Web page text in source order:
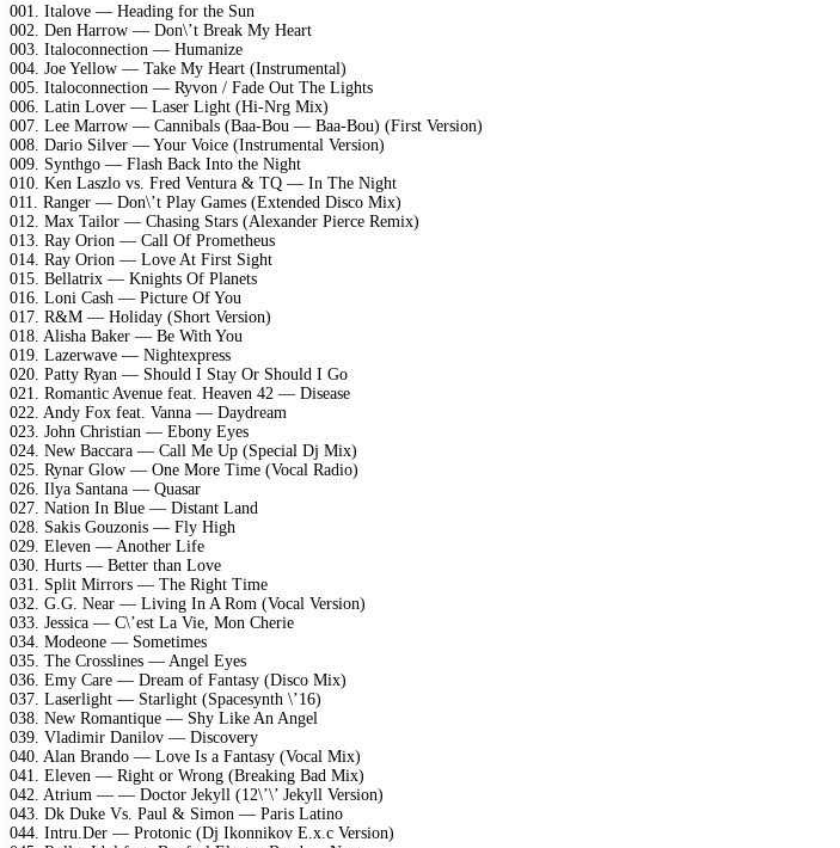
001. Italove — Heading for the Sun
002. Den Harrow — Don\’t Break My Heart
003. Italoconnection — Humanize
004. Joe Yellow — Take My Heart (Instrumental)
005. Italoconnection — Ryvon / Fade Out The Lights
006. Latin Lover — Laser Light (Hi-Nrg Mix)
007. Lee Marrow — Cannibals (Baa-Bou — Baa-Bou) (First Version)
008. Dario Silver — Your Voice (Instrumental Version)
009. Synthgo — Flash Back Into the Night
010. Ken Laszlo vs. Fred Ventura & TQ — In The Night
011. Ranger — Don\’t Play Games (Extended Disco Mix)
012. Max Tailor — Chasing Stars (Alexander Pierce Remix)
013. Ray Orion — Call Of Prometheus
014. Ray Orion — Love At First Sight
015. Bellatrix — Knights Of Planets
016. Loni Cash — Picture Of You
017. R&M — Holiday (Short Version)
018. Alisha Baker — Be With You
019. Lazerwave — Nightexpress
020. Patty Ryan — Should I Stay Or Should I Go
021. Romantic Avenue feat. Heaven 42 — Disease
022. Andy Fox feat. Vanna — Daydream
023. John Christian — Ebony Eyes
024. New Baccara — Call Me Up (Special Dj Mix)
025. Rynar Glow — One More Time (Vocal Radio)
026. Ilya Santana — Quasar
027. Nation In Blue — Distant Land
028. Sakis Gouzonis — Fly High
029. Eleven — Another Life
030. Hurts — Better than Love
031. Split Mirrors — The Right Time
032. G.G. Near — Living In A Rom (Vocal Version)
033. Jessica — C\’est La Vie, Mon Cherie
034. Modeone — Sometimes
035. The Crosslines — Angel Eyes
036. Emy Care — Dream of Fantasy (Disco Mix)
037. Laserlight — Starlight (Spacesynth \’16)
038. New Romantique — Shy Like An Angel
039. Vladimir Danilov — Discovery
040. Alan Brando — Love Is a Fantasy (Vocal Mix)
041. Eleven — Right or Wrong (Breaking Bad Mix)
042. Atrium — — Doctor Jekyll (12\’\’ Jekyll Version)
043. Dk Duke Vs. Paul & Simon — Paris Latino
044. Intru.Der — Protonic (Dj Ikonnikov E.x.c Version)